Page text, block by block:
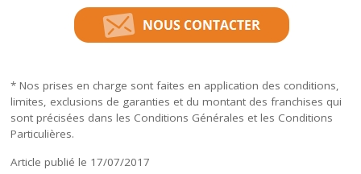
* Nos prises en charge sont faites en application des conditions,
limites, exclusions de garanties et du montant des franchises qui
sont précisées dans les Conditions Générales et les Conditions
Particulières.
Article publié le 17/07/2017